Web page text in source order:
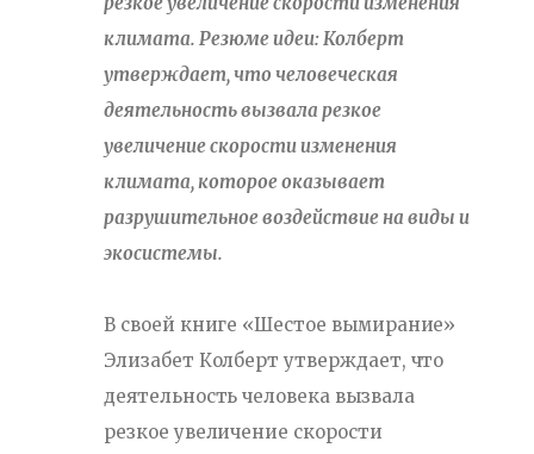
климата. Резюме идеи: Колберт
утверждает, что человеческая
деятельность вызвала резкое
увеличение скорости изменения
климата, которое оказывает
разрушительное воздействие на виды и
экосистемы.
В своей книге «Шестое вымирание»
Элизабет Колберт утверждает, что
деятельность человека вызвала
резкое увеличение скорости